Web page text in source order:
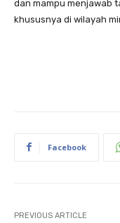
dan mampu menjawab
khususnya di wilayah
Facebook
PREVIOUS ARTICLE